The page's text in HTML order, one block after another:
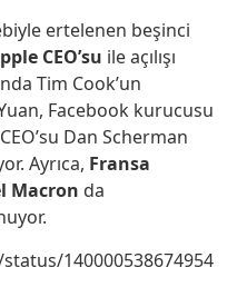
ertelenen beşinci
CEO’su ile açılışı
Tim Cook’un
Facebook kurucusu
Dan Scherman
Ayrıca, Fransa
Macron da
140000538674954